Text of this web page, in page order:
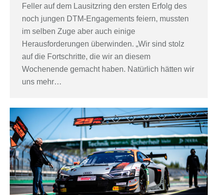
Feller auf dem Lausitzring den ersten Erfolg des
noch jungen DTM-Engagements feiern, mussten
im selben Zuge aber auch einige
Herausforderungen überwinden. „Wir sind stolz
auf die Fortschritte, die wir an diesem
Wochenende gemacht haben. Natürlich hätten wir
uns mehr…